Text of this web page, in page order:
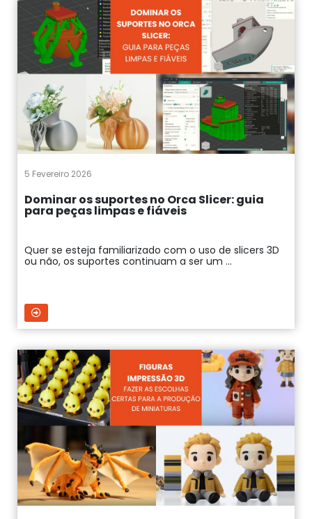
5 Fevereiro 2026
Dominar os suportes no Orca Slicer: guia
para peças limpas e fiáveis
Quer se esteja familiarizado com o uso de slicers 3D
ou não, os suportes continuam a ser um ...